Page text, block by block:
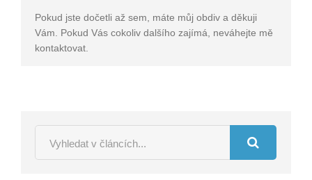
Pokud jste dočetli až sem, máte můj obdiv a děkuji
Vám. Pokud Vás cokoliv dalšího zajímá, neváhejte mě
kontaktovat.